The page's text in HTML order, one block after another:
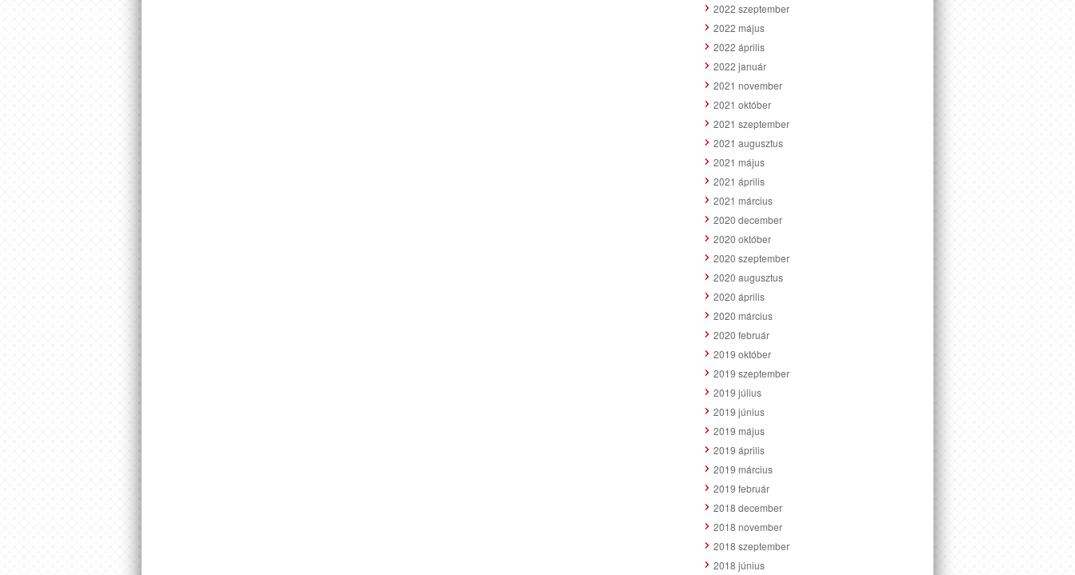
2022 szeptember
2022 május
2022 április
2022 január
2021 november
2021 október
2021 szeptember
2021 augusztus
2021 május
2021 április
2021 március
2020 december
2020 október
2020 szeptember
2020 augusztus
2020 április
2020 március
2020 február
2019 október
2019 szeptember
2019 július
2019 június
2019 május
2019 április
2019 március
2019 február
2018 december
2018 november
2018 szeptember
2018 június